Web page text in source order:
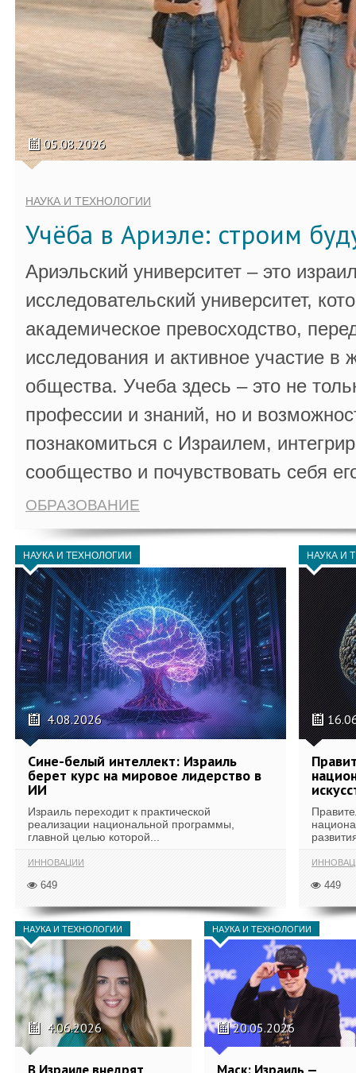
05.08.2026
НАУКА И ТЕХНОЛОГИИ
Учёба в Ариэле: строим
Ариэльский университет – это
исследовательский университет,
академическое превосходство,
исследования и активное участие в
общества. Учеба здесь – это не
профессии и знаний, но и
познакомиться с Израилем,
сообщество и почувствовать себя
ОБРАЗОВАНИЕ
НАУКА И ТЕХНОЛОГИИ
4.08.2026
Сине-белый интеллект: Израиль
берет курс на мировое лидерство в
ИИ
Израиль переходит к практической
реализации национальной программы,
главной целью которой...
ИННОВАЦИИ
649
НАУКА И
449
НАУКА И ТЕХНОЛОГИИ
4.06.2026
В Израиле внедрят
НАУКА И ТЕХНОЛОГИИ
20.05.2026
Маск: Израиль —